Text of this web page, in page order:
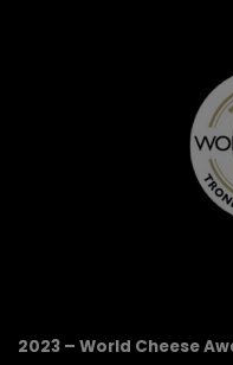
2023 – World Cheese